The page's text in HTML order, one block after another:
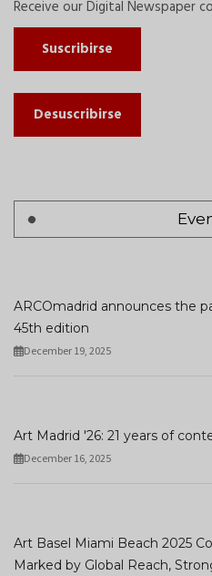
Receive our Digital Newspaper
Suscribirse
Desuscribirse
ARCOmadrid announces the
45th edition
December 19, 2025
Art Madrid '26: 21 years of
December 16, 2025
Art Basel Miami Beach 2025
Marked by Global Reach,